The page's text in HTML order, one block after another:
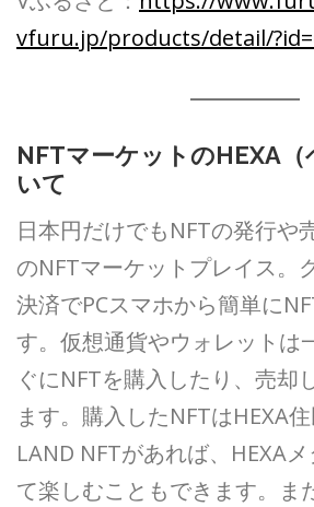
vfuru.jp/products/detail/
NFTマーケットのHEXA（
いて
日本円だけでもNFTの発行や
のNFTマーケットプレイス。
決済でPCスマホから簡単に
す。仮想通貨やウォレットは
ぐにNFTを購入したり、売却
ます。購入したNFTはHEXA
LAND NFTがあれば、HEXA
て楽しむこともできます。ま